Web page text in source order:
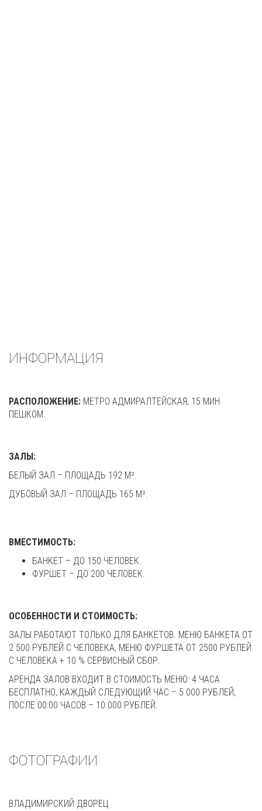
ИНФОРМАЦИЯ
РАСПОЛОЖЕНИЕ: МЕТРО АДМИРАЛТЕЙСКАЯ, 15 МИН
ПЕШКОМ.
ЗАЛЫ:
БЕЛЫЙ ЗАЛ – ПЛОЩАДЬ 192 М².
ДУБОВЫЙ ЗАЛ – ПЛОЩАДЬ 165 М².
ВМЕСТИМОСТЬ:
БАНКЕТ – ДО 150 ЧЕЛОВЕК.
ФУРШЕТ – ДО 200 ЧЕЛОВЕК.
ОСОБЕННОСТИ И СТОИМОСТЬ:
ЗАЛЫ РАБОТАЮТ ТОЛЬКО ДЛЯ БАНКЕТОВ. МЕНЮ БАНКЕТА ОТ
2 500 РУБЛЕЙ С ЧЕЛОВЕКА, МЕНЮ ФУРШЕТА ОТ 2500 РУБЛЕЙ
С ЧЕЛОВЕКА + 10 % СЕРВИСНЫЙ СБОР.
АРЕНДА ЗАЛОВ ВХОДИТ В СТОИМОСТЬ МЕНЮ: 4 ЧАСА
БЕСПЛАТНО, КАЖДЫЙ СЛЕДУЮЩИЙ ЧАС – 5 000 РУБЛЕЙ,
ПОСЛЕ 00:00 ЧАСОВ – 10 000 РУБЛЕЙ.
ФОТОГРАФИИ
ВЛАДИМИРСКИЙ ДВОРЕЦ